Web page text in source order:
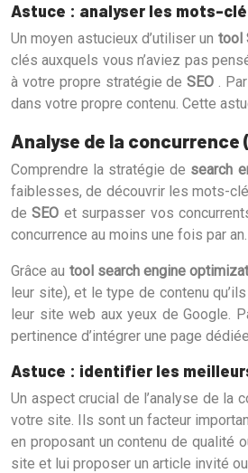
Astuce : analyser les mots-
Un moyen astucieux d’utiliser un tool
clés auxquels vous n’aviez pas
à votre propre stratégie deSEO.
dans votre propre contenu. Cette
Analyse de la
Comprendre la stratégie de search
faiblesses, de découvrir les mots-
deSEO et surpasser vos
concurrence au moins une fois par an.
Grâce au tool search engine
leur site), et le type de contenu
leur site web aux yeux de Google.
pertinence d’intégrer une page
Astuce : identifier les
Un aspect crucial de l’analyse de la
votre site. Ils sont un facteur
en proposant un contenu de qualité
site et lui proposer un article invité